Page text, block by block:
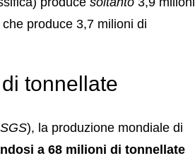
produce 3,7 milioni di
tonnellate
), la produzione mondiale di
a 68 milioni di tonnellate